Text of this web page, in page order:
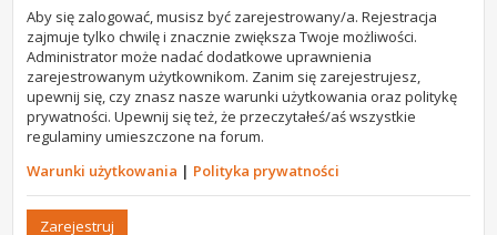
Aby się zalogować, musisz być zarejestrowany/a. Rejestracja
zajmuje tylko chwilę i znacznie zwiększa Twoje możliwości.
Administrator może nadać dodatkowe uprawnienia
zarejestrowanym użytkownikom. Zanim się zarejestrujesz,
upewnij się, czy znasz nasze warunki użytkowania oraz politykę
prywatności. Upewnij się też, że przeczytałeś/aś wszystkie
regulaminy umieszczone na forum.
Warunki użytkowania | Polityka prywatności
Zarejestruj